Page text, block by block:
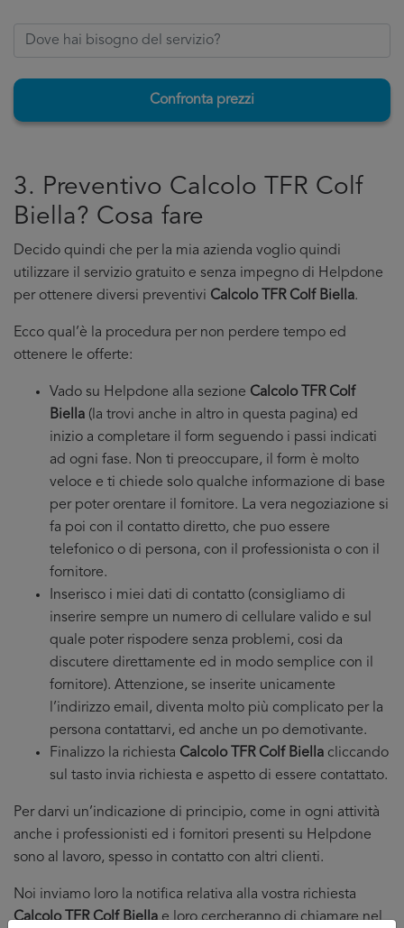
Confronta prezzi
3. Preventivo Calcolo TFR Colf
Biella? Cosa fare
Decido quindi che per la mia azienda voglio quindi
utilizzare il servizio gratuito e senza impegno di Helpdone
per ottenere diversi preventivi Calcolo TFR Colf Biella.
Ecco qual’è la procedura per non perdere tempo ed
ottenere le offerte:
Vado su Helpdone alla sezione Calcolo TFR Colf
Biella (la trovi anche in altro in questa pagina) ed
inizio a completare il form seguendo i passi indicati
ad ogni fase. Non ti preoccupare, il form è molto
veloce e ti chiede solo qualche informazione di base
per poter orentare il fornitore. La vera negoziazione si
fa poi con il contatto diretto, che puo essere
telefonico o di persona, con il professionista o con il
fornitore.
Inserisco i miei dati di contatto (consigliamo di
inserire sempre un numero di cellulare valido e sul
quale poter rispodere senza problemi, cosi da
discutere direttamente ed in modo semplice con il
fornitore). Attenzione, se inserite unicamente
l’indirizzo email, diventa molto più complicato per la
persona contattarvi, ed anche un po demotivante.
Finalizzo la richiesta Calcolo TFR Colf Biella cliccando
sul tasto invia richiesta e aspetto di essere contattato.
Per darvi un’indicazione di principio, come in ogni attività
anche i professionisti ed i fornitori presenti su Helpdone
sono al lavoro, spesso in contatto con altri clienti.
Noi inviamo loro la notifica relativa alla vostra richiesta
Calcolo TFR Colf Biellae loro cercheranno di chiamare nel